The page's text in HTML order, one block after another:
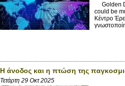
Golden
could be
Κέντρο
Η άνοδος και η πτώση της
Τετάρτη 29 Οκτ 2025